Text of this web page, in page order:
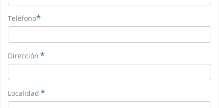
Teléfono*
Dirección *
Localidad *